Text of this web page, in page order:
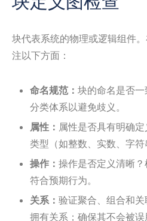
块代表系统的物理或逻辑组件
注以下方面：
命名规范： 块的命名是否
分类体系以避免歧义。
属性： 属性是否具有明确
类型（如整数、实数、字符
操作： 操作是否定义清晰
符合预期行为。
关系： 验证聚合、组合和
拥有关系；确保其不会被误